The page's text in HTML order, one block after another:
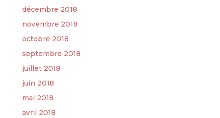
décembre 2018
novembre 2018
octobre 2018
septembre 2018
juillet 2018
juin 2018
mai 2018
avril 2018